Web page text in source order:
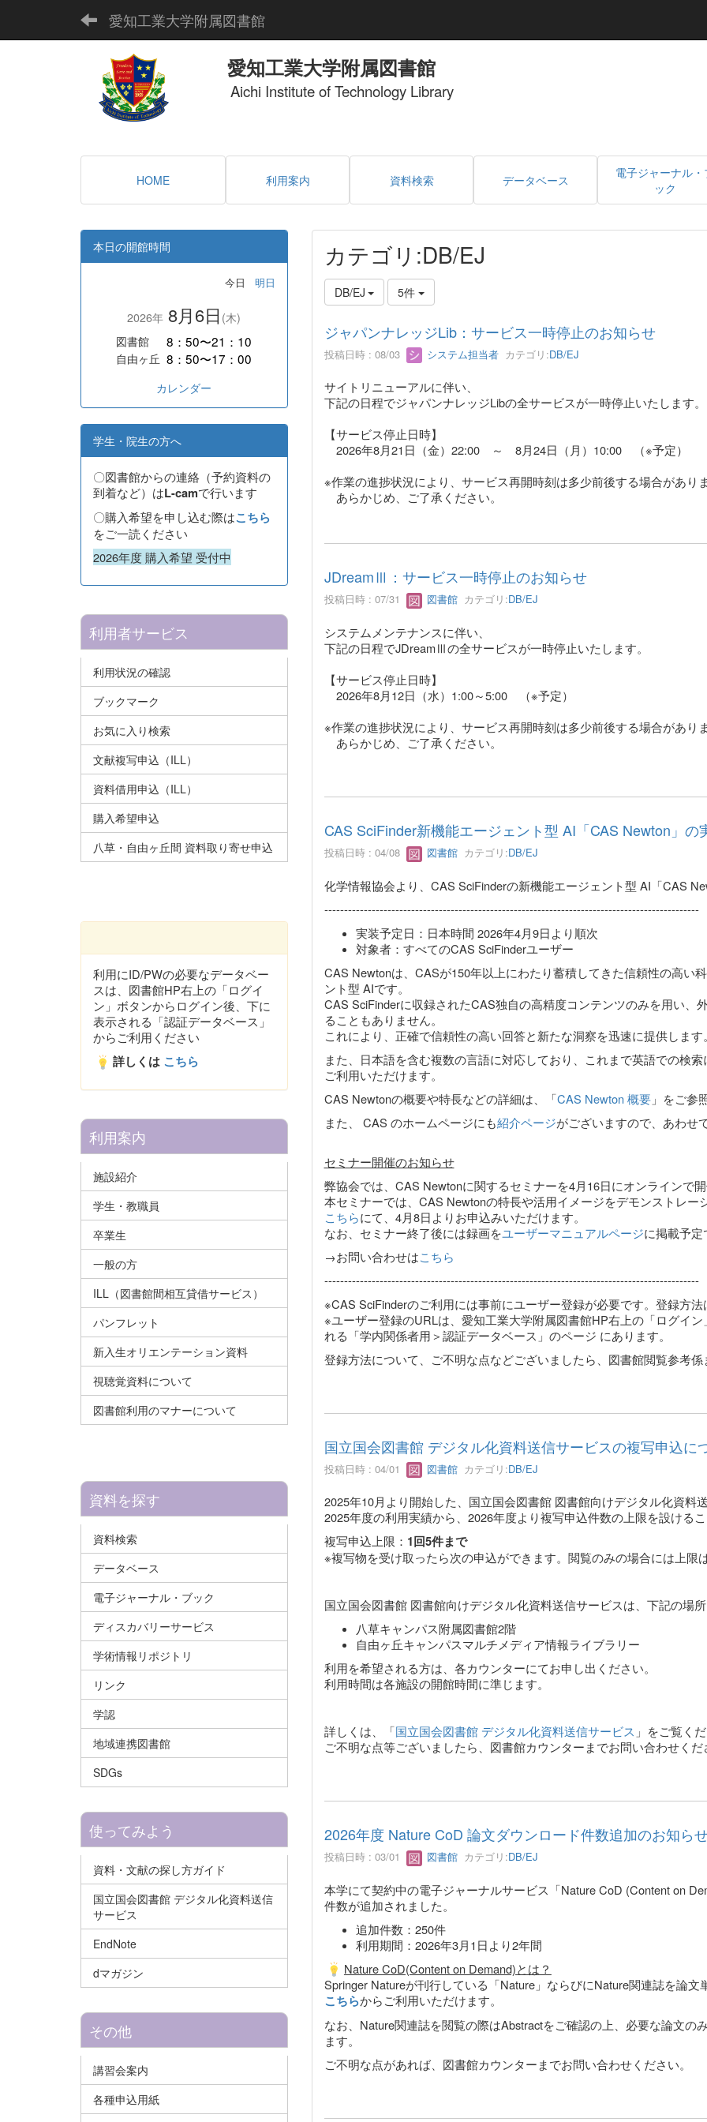
愛知工業大学附属図書館
愛知工業大学附属図書館
Aichi Institute of Technology Library
HOME 利用案内 資料検索 データベース
電子ジャーナル・
ック
カテゴリ:DB/EJ
DB/EJ 5件
ジャパンナレッジLib：サービス一時停止のお知らせ
投稿日時 : 08/03 システム担当者カテゴリ:DB/EJ
サイトリニューアルに伴い、
下記の日程でジャパンナレッジLibの全サービスが一時停止いたします。
【サービス停止日時】
2026年8月21日（金）22:00 ～ 8月24日（月）10:00 （※予定）
※作業の進捗状況により、サービス再開時刻は多少前後する場合があり
あらかじめ、ご了承ください。
JDreamⅢ：サービス一時停止のお知らせ
投稿日時 : 07/31 図書館カテゴリ:DB/EJ
システムメンテナンスに伴い、
下記の日程でJDreamⅢの全サービスが一時停止いたします。
【サービス停止日時】
2026年8月12日（水）1:00～5:00 （※予定）
※作業の進捗状況により、サービス再開時刻は多少前後する場合があり
あらかじめ、ご了承ください。
CAS SciFinder新機能エージェント型 AI「CAS Newton」の
投稿日時 : 04/08 図書館カテゴリ:DB/EJ
化学情報協会より、CAS SciFinderの新機能エージェント型 AI「CAS
-----------------------------------------------------------------------------------------------
実装予定日：日本時間 2026年4月9日より順次
対象者：すべてのCAS SciFinderユーザー
CAS Newtonは、CASが150年以上にわたり蓄積してきた信頼性の高い
ント型 AIです。
CAS SciFinderに収録されたCAS独自の高精度コンテンツのみを用い、
ることもありません。
これにより、正確で信頼性の高い回答と新たな洞察を迅速に提供します
また、日本語を含む複数の言語に対応しており、これまで英語での検
ご利用いただけます。
CAS Newtonの概要や特長などの詳細は、「CAS Newton 概要」をご参
また、 CAS のホームページにも紹介ページがございますので、あわせ
セミナー開催のお知らせ
弊協会では、CAS Newtonに関するセミナーを4月16日にオンラインで
本セミナーでは、CAS Newtonの特長や活用イメージをデモンストレ
こちらにて、4月8日よりお申込みいただけます。
なお、セミナー終了後には録画をユーザーマニュアルページに掲載予定
→お問い合わせはこちら
-----------------------------------------------------------------------------------------------
※CAS SciFinderのご利用には事前にユーザー登録が必要です。登録方法
※ユーザー登録のURLは、愛知工業大学附属図書館HP右上の「ログイ
れる「学内関係者用＞認証データベース」のページ にあります。
登録方法について、ご不明な点などございましたら、図書館閲覧参考
国立国会図書館 デジタル化資料送信サービスの複写申込に
投稿日時 : 04/01 図書館カテゴリ:DB/EJ
2025年10月より開始した、国立国会図書館 図書館向けデジタル化資料
2025年度の利用実績から、2026年度より複写申込件数の上限を設ける
複写申込上限： 1回5件まで
※複写物を受け取ったら次の申込ができます。閲覧のみの場合には上限
国立国会図書館 図書館向けデジタル化資料送信サービスは、下記の場
八草キャンパス附属図書館2階
自由ヶ丘キャンパスマルチメディア情報ライブラリー
利用を希望される方は、各カウンターにてお申し出ください。
利用時間は各施設の開館時間に準じます。
詳しくは、「国立国会図書館 デジタル化資料送信サービス 」をご覧く
ご不明な点等ございましたら、図書館カウンターまでお問い合わせくだ
2026年度 Nature CoD 論文ダウンロード件数追加のお知ら
投稿日時 : 03/01 図書館カテゴリ:DB/EJ
本学にて契約中の電子ジャーナルサービス「Nature CoD (Content on
件数が追加されました。
追加件数：250件
利用期間：2026年3月1日より2年間
Nature CoD(Content on Demand)とは？
Springer Natureが刊行している「Nature」ならびにNature関連誌を論
こちらからご利用いただけます。
なお、Nature関連誌を閲覧の際はAbstractをご確認の上、必要な論文の
ます。
ご不明な点があれば、図書館カウンターまでお問い合わせください。
本日の開館時間
今日 明日
2026年 8月6日 (木)
図書館
8：50〜21：10
自由ヶ丘 8：50〜17：00
カレンダー
学生・院生の方へ
〇図書館からの連絡（予約資料の
到着など）はL-camで行います
〇購入希望を申し込む際はこちら
をご一読ください
2026年度 購入希望 受付中
利用者サービス
利用状況の確認
ブックマーク
お気に入り検索
文献複写申込（ILL）
資料借用申込（ILL）
購入希望申込
八草・自由ヶ丘間 資料取り寄せ申込
利用にID/PWの必要なデータベー
スは、図書館HP右上の「ログイ
ン」ボタンからログイン後、下に
表示される「認証データベース」
からご利用ください
詳しくは こちら
利用案内
施設紹介
学生・教職員
卒業生
一般の方
ILL（図書館間相互貸借サービス）
パンフレット
新入生オリエンテーション資料
視聴覚資料について
図書館利用のマナーについて
資料を探す
資料検索
データベース
電子ジャーナル・ブック
ディスカバリーサービス
学術情報リポジトリ
リンク
学認
地域連携図書館
SDGs
使ってみよう
資料・文献の探し方ガイド
国立国会図書館 デジタル化資料送信
サービス
EndNote
dマガジン
その他
講習会案内
各種申込用紙